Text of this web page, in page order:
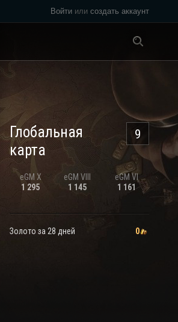
Войти или создать аккаунт
9
Глобальная
карта
eGM X
1 295
eGM VIII
1 145
eGM VI
1 161
Золото за 28 дней 0